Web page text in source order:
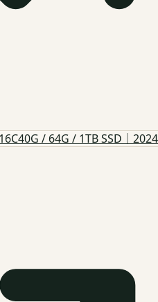
/ 64G / 1TB SSD｜2024